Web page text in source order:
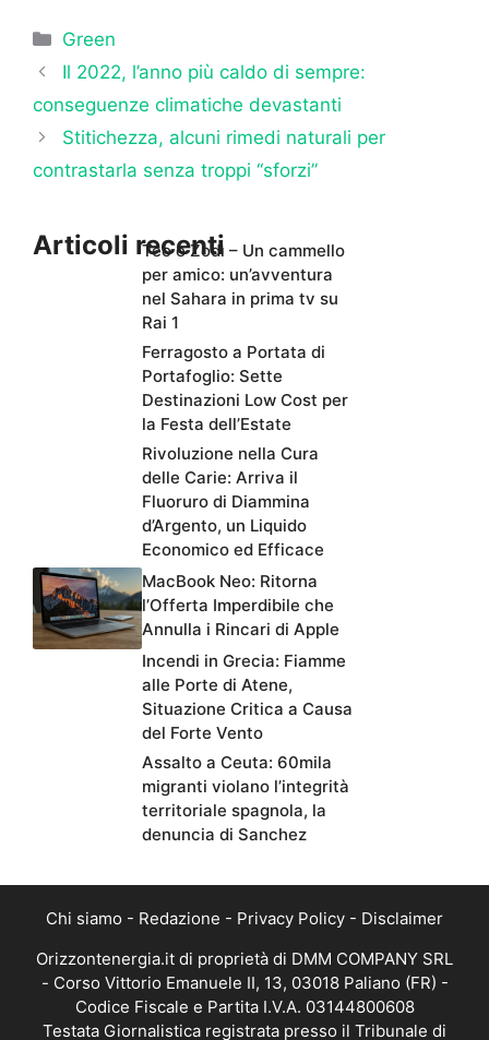
Categorie
Green
Il 2022, l’anno più caldo di sempre:
conseguenze climatiche devastanti
Stitichezza, alcuni rimedi naturali per
contrastarla senza troppi “sforzi”
Articoli recentiTeo e Zodì – Un cammello
per amico: un’avventura
nel Sahara in prima tv su
Rai 1
Ferragosto a Portata di
Portafoglio: Sette
Destinazioni Low Cost per
la Festa dell’Estate
Rivoluzione nella Cura
delle Carie: Arriva il
Fluoruro di Diammina
d’Argento, un Liquido
Economico ed Efficace
MacBook Neo: Ritorna
l’Offerta Imperdibile che
Annulla i Rincari di Apple
Incendi in Grecia: Fiamme
alle Porte di Atene,
Situazione Critica a Causa
del Forte Vento
Assalto a Ceuta: 60mila
migranti violano l’integrità
territoriale spagnola, la
denuncia di Sanchez
Chi siamo - Redazione - Privacy Policy - Disclaimer
Orizzontenergia.it di proprietà di DMM COMPANY SRL
- Corso Vittorio Emanuele II, 13, 03018 Paliano (FR) -
Codice Fiscale e Partita I.V.A. 03144800608
Testata Giornalistica registrata presso il Tribunale di